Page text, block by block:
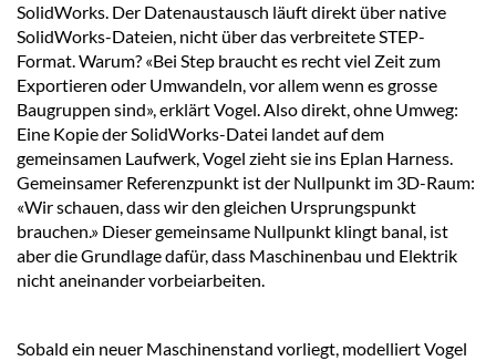
SolidWorks. Der Datenaustausch läuft direkt über native
SolidWorks-Dateien, nicht über das verbreitete STEP-
Format. Warum? «Bei Step braucht es recht viel Zeit zum
Exportieren oder Umwandeln, vor allem wenn es grosse
Baugruppen sind», erklärt Vogel. Also direkt, ohne Umweg:
Eine Kopie der SolidWorks-Datei landet auf dem
gemeinsamen Laufwerk, Vogel zieht sie ins Eplan Harness.
Gemeinsamer Referenzpunkt ist der Nullpunkt im 3D-Raum:
«Wir schauen, dass wir den gleichen Ursprungspunkt
brauchen.» Dieser gemeinsame Nullpunkt klingt banal, ist
aber die Grundlage dafür, dass Maschinenbau und Elektrik
nicht aneinander vorbeiarbeiten.
Sobald ein neuer Maschinenstand vorliegt, modelliert Vogel